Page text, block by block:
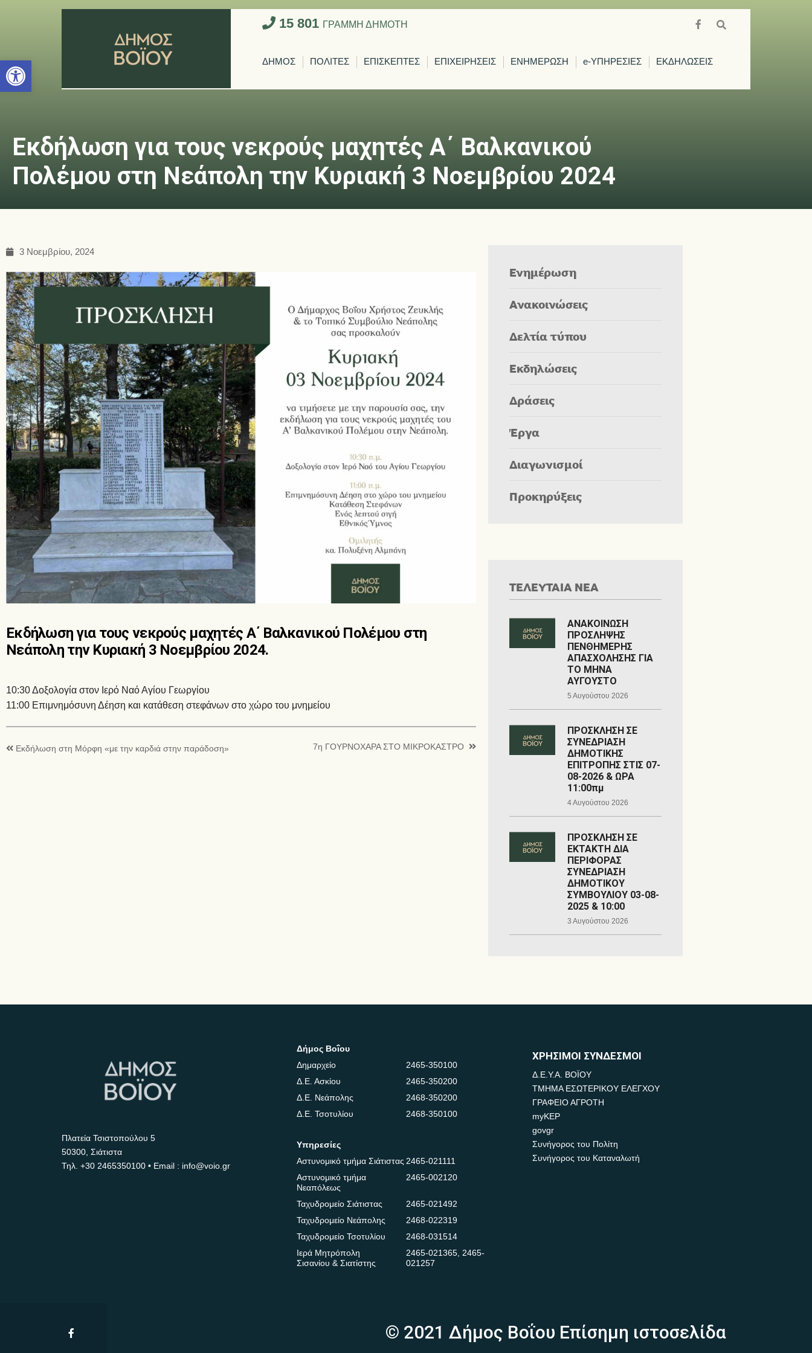
Ανοίξτε τη γραμμή εργαλείων
15 801 ΓΡΑΜΜΗ ΔΗΜΟΤΗ
ΔΗΜΟΣ ΠΟΛΙΤΕΣ ΕΠΙΣΚΕΠΤΕΣ ΕΠΙΧΕΙΡΗΣΕΙΣ ΕΝΗΜΕΡΩΣΗ e-ΥΠΗΡΕΣΙΕΣ ΕΚΔΗΛΩΣΕΙΣ
Εκδήλωση για τους νεκρούς μαχητές Α΄ Βαλκανικού
Πολέμου στη Νεάπολη την Κυριακή 3 Νοεμβρίου 2024
3 Νοεμβρίου, 2024
Εκδήλωση για τους νεκρούς μαχητές Α΄ Βαλκανικού Πολέμου στη
Νεάπολη την Κυριακή 3 Νοεμβρίου 2024.
10:30 Δοξολογία στον Ιερό Ναό Αγίου Γεωργίου
11:00 Επιμνημόσυνη Δέηση και κατάθεση στεφάνων στο χώρο του μνημείου
Εκδήλωση στη Μόρφη «με την καρδιά στην παράδοση» 7η ΓΟΥΡΝΟΧΑΡΑ ΣΤΟ ΜΙΚΡΟΚΑΣΤΡΟ
Ενημέρωση
Ανακοινώσεις
Δελτία τύπου
Εκδηλώσεις
Δράσεις
Έργα
Διαγωνισμοί
Προκηρύξεις
ΤΕΛΕΥΤΑΙΑ ΝΕΑ
ΑΝΑΚΟΙΝΩΣΗ
ΠΡΟΣΛΗΨΗΣ
ΠΕΝΘΗΜΕΡΗΣ
ΑΠΑΣΧΟΛΗΣΗΣ ΓΙΑ
ΤΟ ΜΗΝΑ
ΑΥΓΟΥΣΤΟ
5 Αυγούστου 2026
ΠΡΟΣΚΛΗΣΗ ΣΕ
ΣΥΝΕΔΡΙΑΣΗ
ΔΗΜΟΤΙΚΗΣ
ΕΠΙΤΡΟΠΗΣ ΣΤΙΣ 07-
08-2026 & ΩΡΑ
11:00πμ
4 Αυγούστου 2026
ΠΡΟΣΚΛΗΣΗ ΣΕ
ΕΚΤΑΚΤΗ ΔΙΑ
ΠΕΡΙΦΟΡΑΣ
ΣΥΝΕΔΡΙΑΣΗ
ΔΗΜΟΤΙΚΟΥ
ΣΥΜΒΟΥΛΙΟΥ 03-08-
2025 & 10:00
3 Αυγούστου 2026
Πλατεία Τσιστοπούλου 5
50300, Σιάτιστα
Τηλ. +30 2465350100 • Email : info@voio.gr
Δήμος Βοΐου
Δημαρχείο
2465-350100
Δ.Ε. Ασκίου
2465-350200
Δ.Ε. Νεάπολης
2468-350200
Δ.Ε. Τσοτυλίου
2468-350100
Υπηρεσίες
Αστυνομικό τμήμα Σιάτιστας2465-021111
Αστυνομικό τμήμα
Νεαπόλεως
2465-002120
Ταχυδρομείο Σιάτιστας
2465-021492
Ταχυδρομείο Νεάπολης
2468-022319
Ταχυδρομείο Τσοτυλίου
2468-031514
Ιερά Μητρόπολη
Σισανίου & Σιατίστης
2465-021365,2465-
021257
ΧΡΗΣΙΜΟΙ ΣΥΝΔΕΣΜΟΙ
Δ.Ε.Υ.Α. ΒΟΪΟΥ
ΤΜΗΜΑ ΕΣΩΤΕΡΙΚΟΥ ΕΛΕΓΧΟΥ
ΓΡΑΦΕΙΟ ΑΓΡΟΤΗ
myKEP
govgr
Συνήγορος του Πολίτη
Συνήγορος του Καταναλωτή
© 2021 Δήμος Βοΐου Επίσημη ιστοσελίδα